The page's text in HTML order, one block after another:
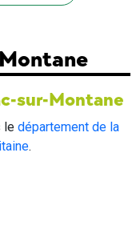
sur-Montane
le département de la
.